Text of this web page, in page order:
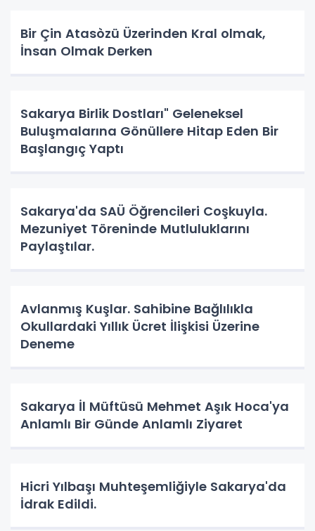
Bir Çin Atasòzü Üzerinden Kral olmak,
İnsan Olmak Derken
Sakarya Birlik Dostları" Geleneksel
Buluşmalarına Gönüllere Hitap Eden Bir
Başlangıç Yaptı
Sakarya'da SAÜ Öğrencileri Coşkuyla.
Mezuniyet Töreninde Mutluluklarını
Paylaştılar.
Avlanmış Kuşlar. Sahibine Bağlılıkla
Okullardaki Yıllık Ücret İlişkisi Üzerine
Deneme
Sakarya İl Müftüsü Mehmet Aşık Hoca'ya
Anlamlı Bir Günde Anlamlı Ziyaret
Hicri Yılbaşı Muhteşemliğiyle Sakarya'da
İdrak Edildi.